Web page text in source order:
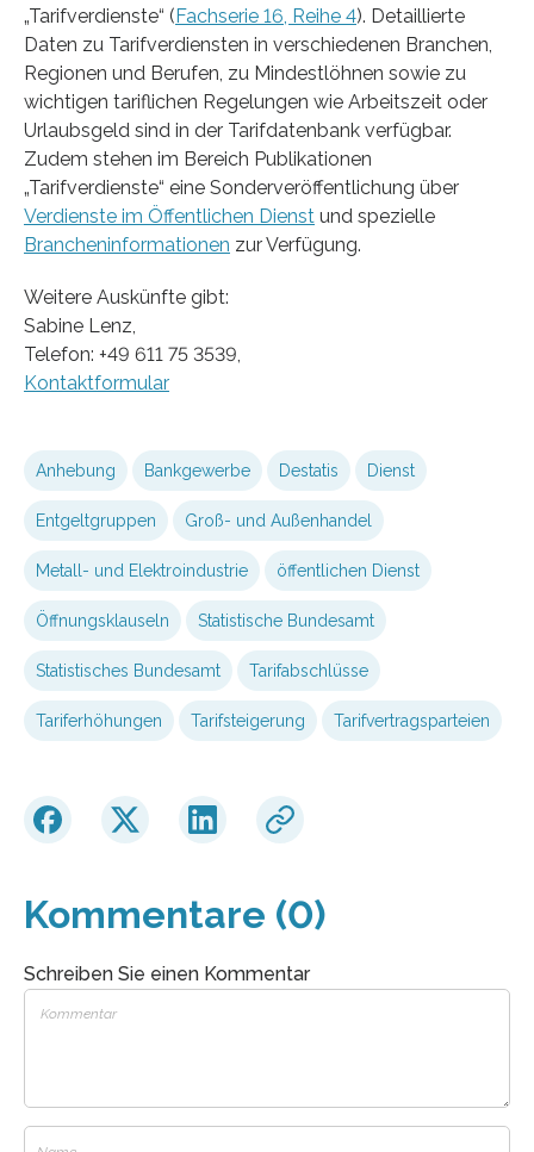
„Tarifverdienste“ (Fachserie 16, Reihe 4). Detaillierte
Daten zu Tarifverdiensten in verschiedenen Branchen,
Regionen und Berufen, zu Mindestlöhnen sowie zu
wichtigen tariflichen Regelungen wie Arbeitszeit oder
Urlaubsgeld sind in der Tarifdatenbank verfügbar.
Zudem stehen im Bereich Publikationen
„Tarifverdienste“ eine Sonderveröffentlichung über
Verdienste im Öffentlichen Dienst und spezielle
Brancheninformationen zur Verfügung.
Weitere Auskünfte gibt:
Sabine Lenz,
Telefon: +49 611 75 3539,
Kontaktformular
Anhebung Bankgewerbe Destatis Dienst
Entgeltgruppen Groß- und Außenhandel
Metall- und Elektroindustrie öffentlichen Dienst
Öffnungsklauseln Statistische Bundesamt
Statistisches Bundesamt Tarifabschlüsse
Tariferhöhungen Tarifsteigerung Tarifvertragsparteien
Kommentare (0)
Schreiben Sie einen Kommentar